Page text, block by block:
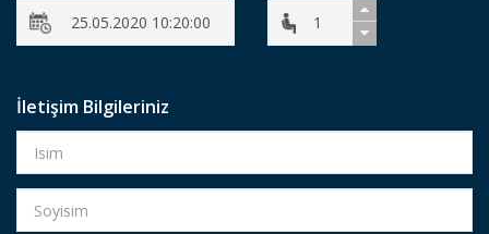
İletişim Bilgileriniz